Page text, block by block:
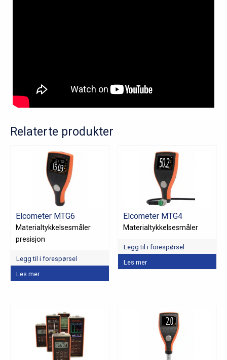
Relaterte produkter
Elcometer MTG6
Materialtykkelsesmåler
presisjon
Legg til i forespørsel
Les mer
Elcometer MTG4
Materialtykkelsesmåler
Legg til i forespørsel
Les mer